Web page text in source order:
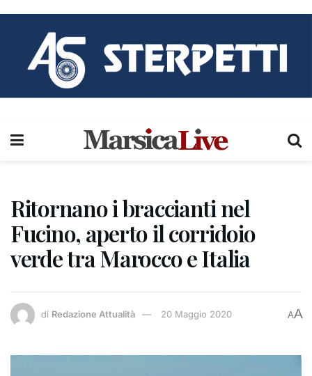
Ritornano i braccianti nel
Fucino, aperto il corridoio
verde tra Marocco e Italia
di Redazione Attualità 20 Maggio 2020 AA